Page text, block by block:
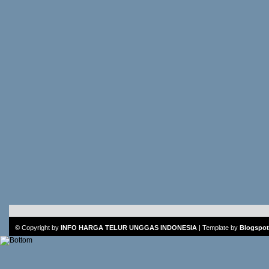
© Copyright by INFO HARGA TELUR UNGGAS INDONESIA Template by